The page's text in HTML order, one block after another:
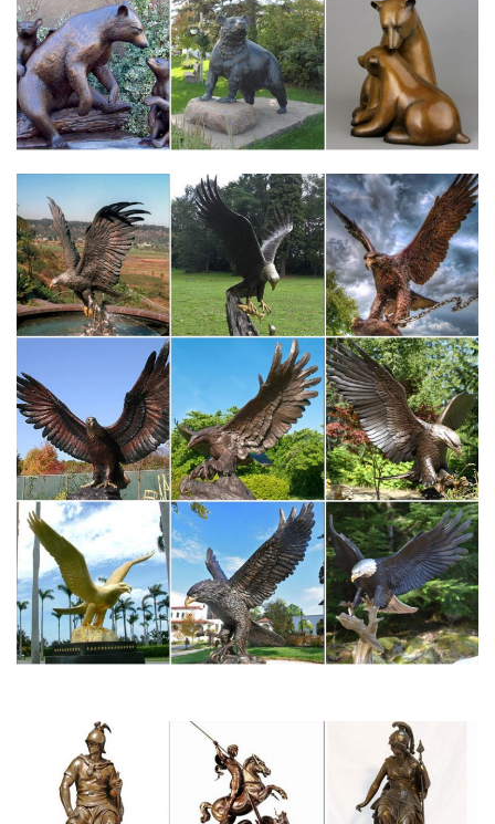
б..
Статуэтки и фигурки собака Pavone купить в интернет-
магазине…
Купить Статуэтки и фигурки собака Pavone с доставкой на
следующий день, лучшая цена на бокалы для вина Bohemia,
доставка по Москве и всей России.Производитель – Pavone.
650 руб. Фигурка символ года Собака.
Статуэтки собак цены от 58.00 руб. Статуэтки собак купить…
Статуэтки собак, более 1212 моделей в каталоге. Статуэтки
собак в Москве с быстрой доставкой по России, фото,
характеристики товара.Фигурка "Собаки На Мопеде" 22*8см,
высота 23смСерия "Ретро".
купить Постаменты к фигуркам
Купить Постаменты к фигуркам оптом, низкие цены. Отправка
в регионы. ""Восточная сказка" ", +7 (928) 285-87-87 только по
вопросам опта.Символ 2018 года собака. Сувениры с
городами и логотипами оптом. Кружки и пивные бокалы с
надписью.
Антикварные винтажные статуэтки. Купить старинные
статуэтки…
Цена. 93090 Бронзовая статуэтка "Улыбающийся Будда".
Патинированная бронза.Высота 20,2 см. Пьедестал 13,3х9,1
см. Экспертное заключение Государственного музея искусства
народов Востока.
Купить Бронзовая статуэтка Мао Цзэ-дун на постаменте. МАО
ЦЗЭДУН (1893—1976) — китайский политический и
государственный деятель.Добавить в корзину. Статуэтка
"Собака с сердечком".